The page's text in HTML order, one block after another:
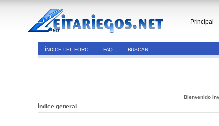
Principal
ÍNDICE DEL FORO FAQ BUSCAR
Bienvenido
Índice general